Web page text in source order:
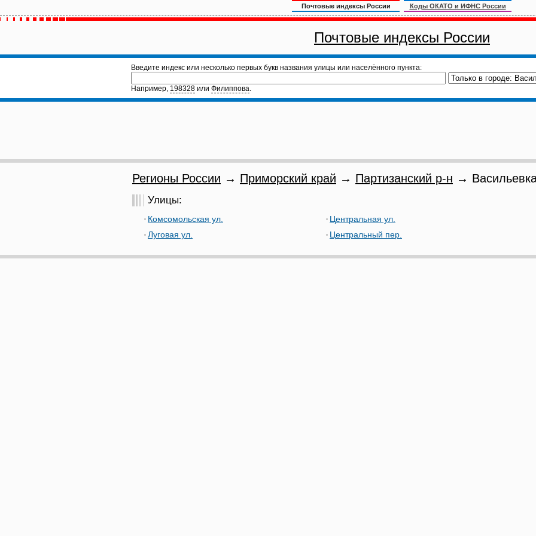
Почтовые индексы России Коды ОКАТО и ИФНС России
Почтовые индексы России
Введите индекс или несколько первых букв названия улицы или населённого пункта:
Например, 198328 или Филиппова.
Регионы России → Приморский край → Партизанский р-н →
Улицы:
Комсомольская ул.
Луговая ул.
Центральная ул.
Центральный пер.